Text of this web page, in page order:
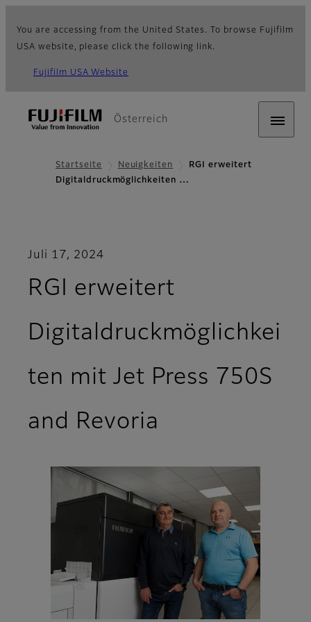
You are accessing from the United States. To browse Fujifilm
USA website, please click the following link.
Fujifilm USA Website
Österreich
Startseite Neuigkeiten
RGI erweitert
Digitaldruckmöglichkeiten …
Juli 17, 2024
RGI erweitert
Digitaldruckmöglichkei
ten mit Jet Press 750S
and Revoria